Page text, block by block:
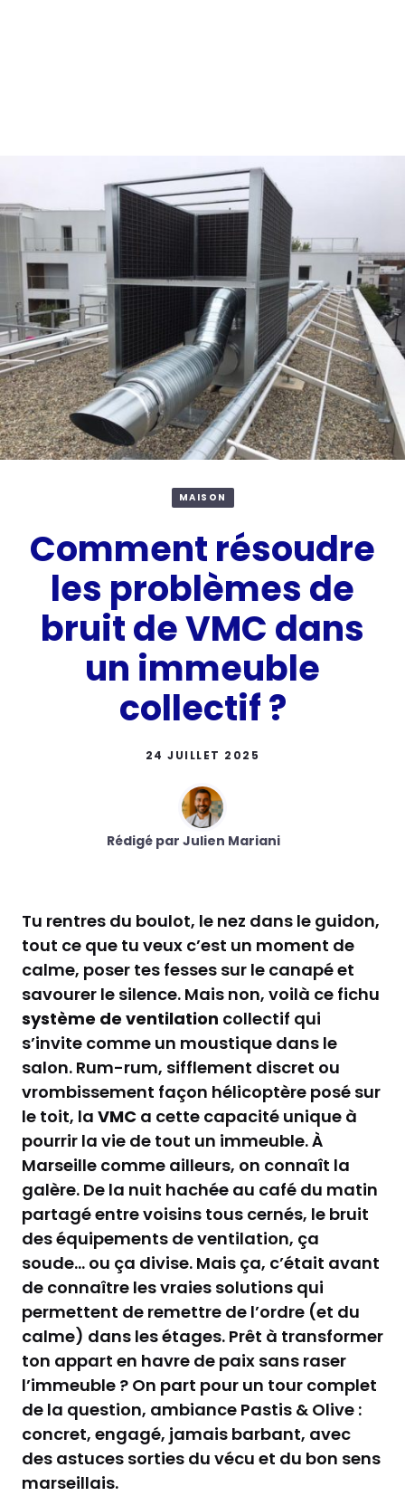
MAISON
Comment résoudre
les problèmes de
bruit de VMC dans
un immeuble
collectif ?
24 JUILLET 2025
Rédigé par Julien Mariani
Tu rentres du boulot, le nez dans le guidon,
tout ce que tu veux c’est un moment de
calme, poser tes fesses sur le canapé et
savourer le silence. Mais non, voilà ce fichu
système de ventilation collectif qui
s’invite comme un moustique dans le
salon. Rum-rum, sifflement discret ou
vrombissement façon hélicoptère posé sur
le toit, la VMC a cette capacité unique à
pourrir la vie de tout un immeuble. À
Marseille comme ailleurs, on connaît la
galère. De la nuit hachée au café du matin
partagé entre voisins tous cernés, le bruit
des équipements de ventilation, ça
soude… ou ça divise. Mais ça, c’était avant
de connaître les vraies solutions qui
permettent de remettre de l’ordre (et du
calme) dans les étages. Prêt à transformer
ton appart en havre de paix sans raser
l’immeuble ? On part pour un tour complet
de la question, ambiance Pastis & Olive :
concret, engagé, jamais barbant, avec
des astuces sorties du vécu et du bon sens
marseillais.